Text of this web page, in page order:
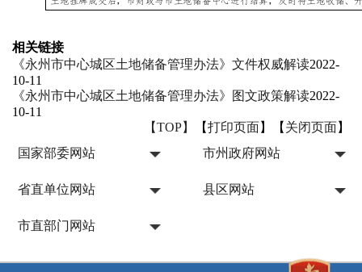
相关链接
《永州市中心城区土地储备管理办法》文件权威解读2022-
10-11
《永州市中心城区土地储备管理办法》图文政策解读2022-
10-11
【TOP】
【打印页面】【 关闭页面】
国家部委网站
市州政府网站
省直单位网站 县区网站
市直部门网站